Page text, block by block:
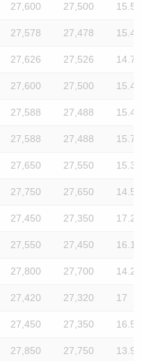
27,600 27,500 15.5
27,578 27,478 15.4
27,626 27,526 14.7
27,600 27,500 15.4
27,588 27,488 15.4
27,588 27,488 15.7
27,650 27,550 15.3
27,750 27,650 14.5
27,450 27,350 17.2
27,550 27,450 16.1
27,800 27,700 14.2
27,420 27,320 17
27,450 27,350 16.5
27,850 27,750 13.9